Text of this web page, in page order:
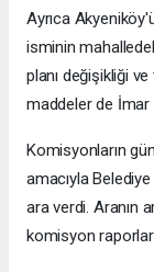
Ayrıca
isminin
planı değişikliği
maddeler de
Komisyonların
amacıyla
ara verdi. Aranın
komisyon